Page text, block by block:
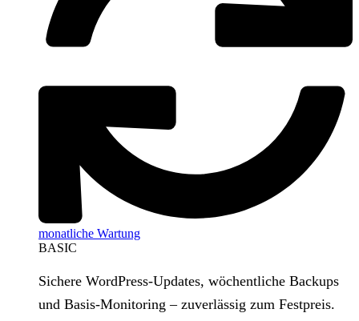
monatliche Wartung
BASIC
Sichere WordPress‑Updates, wöchentliche Backups
und Basis‑Monitoring – zuverlässig zum Festpreis.